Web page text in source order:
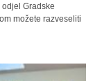
Gradske
možete razveseliti